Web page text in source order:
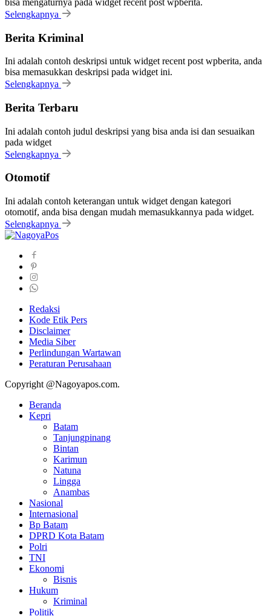
Selengkapnya
Berita Kriminal
Ini adalah contoh deskripsi untuk widget recent post wpberita, anda
bisa memasukkan deskripsi pada widget ini.
Selengkapnya
Berita Terbaru
Ini adalah contoh judul deskripsi yang bisa anda isi dan sesuaikan
pada widget
Selengkapnya
Otomotif
Ini adalah contoh keterangan untuk widget dengan kategori
otomotif, anda bisa dengan mudah memasukkannya pada widget.
Selengkapnya
Redaksi
Kode Etik Pers
Disclaimer
Media Siber
Perlindungan Wartawan
Peraturan Perusahaan
Copyright @Nagoyapos.com.
Beranda
Kepri
Batam
Tanjungpinang
Bintan
Karimun
Natuna
Lingga
Anambas
Nasional
Internasional
Bp Batam
DPRD Kota Batam
Polri
TNI
Ekonomi
Bisnis
Hukum
Kriminal
Politik